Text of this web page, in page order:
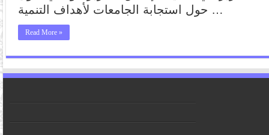
حول استجابة الجامعات لأهداف التنمية …
Read More »